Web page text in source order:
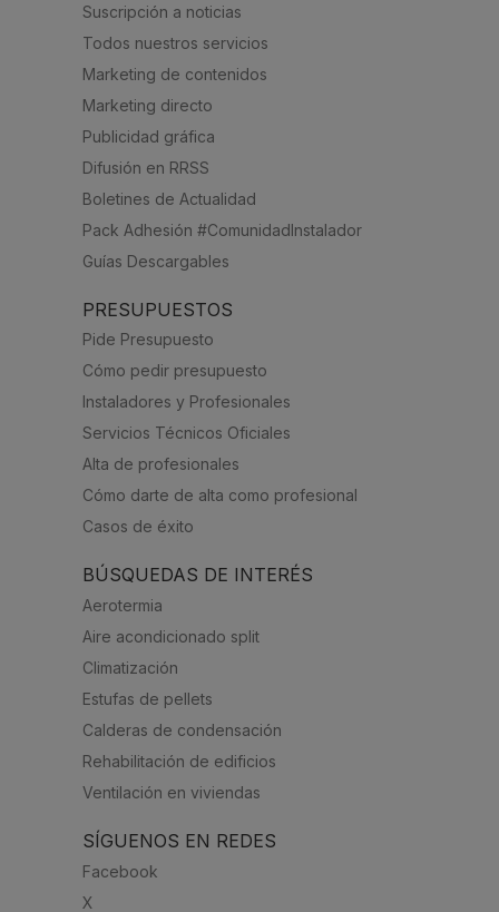
Suscripción a noticias
Todos nuestros servicios
Marketing de contenidos
Marketing directo
Publicidad gráfica
Difusión en RRSS
Boletines de Actualidad
Pack Adhesión #ComunidadInstalador
Guías Descargables
PRESUPUESTOS
Pide Presupuesto
Cómo pedir presupuesto
Instaladores y Profesionales
Servicios Técnicos Oficiales
Alta de profesionales
Cómo darte de alta como profesional
Casos de éxito
BÚSQUEDAS DE INTERÉS
Aerotermia
Aire acondicionado split
Climatización
Estufas de pellets
Calderas de condensación
Rehabilitación de edificios
Ventilación en viviendas
SÍGUENOS EN REDES
Facebook
X